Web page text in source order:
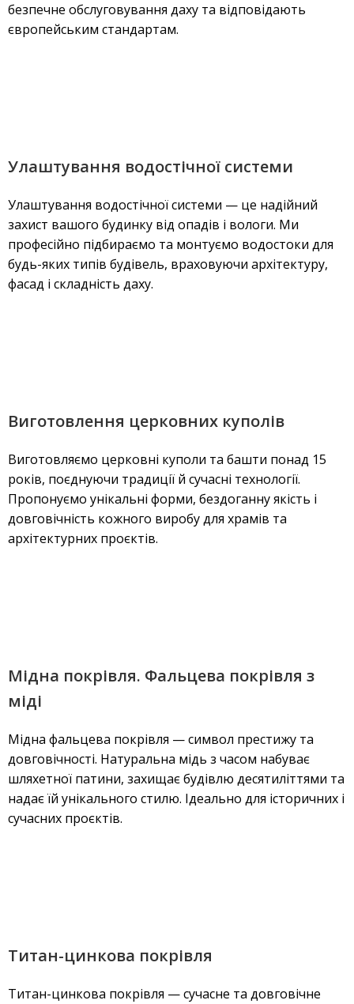
безпечне обслуговування даху та відповідають
європейським стандартам.
Улаштування водостічної системи
Улаштування водостічної системи — це надійний
захист вашого будинку від опадів і вологи. Ми
професійно підбираємо та монтуємо водостоки для
будь-яких типів будівель, враховуючи архітектуру,
фасад і складність даху.
Виготовлення церковних куполів
Виготовляємо церковні куполи та башти понад 15
років, поєднуючи традиції й сучасні технології.
Пропонуємо унікальні форми, бездоганну якість і
довговічність кожного виробу для храмів та
архітектурних проєктів.
Мідна покрівля. Фальцева покрівля з
міді
Мідна фальцева покрівля — символ престижу та
довговічності. Натуральна мідь з часом набуває
шляхетної патини, захищає будівлю десятиліттями та
надає їй унікального стилю. Ідеально для історичних і
сучасних проєктів.
Титан-цинкова покрівля
Титан-цинкова покрівля — сучасне та довговічне